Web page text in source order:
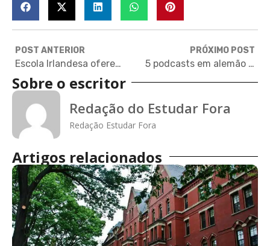
POST ANTERIOR
Escola Irlandesa oferece 100 bolsas de intercâmbio exclusivas para brasileiros
PRÓXIMO POST
5 podcasts em alemão para treinar o idioma
Sobre o escritor
Redação do Estudar Fora
Redação Estudar Fora
Artigos relacionados